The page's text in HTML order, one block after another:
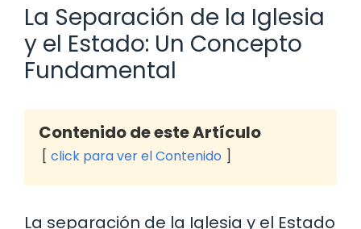
La Separación de la Iglesia
y el Estado: Un Concepto
Fundamental
Contenido de este Artículo
click para ver el Contenido
La separación de la Iglesia y el Estado